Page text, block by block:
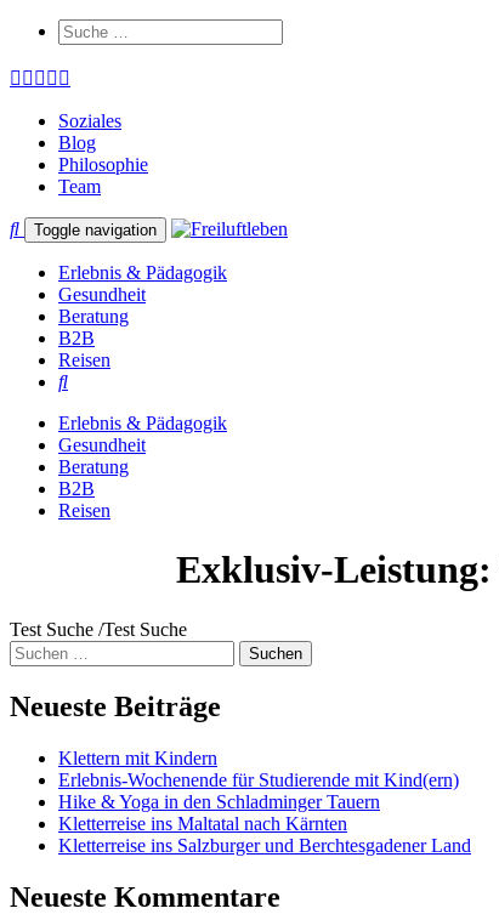
Soziales
Blog
Philosophie
Team
Toggle navigation
Erlebnis & Pädagogik
Gesundheit
Beratung
B2B
Reisen
Erlebnis & Pädagogik
Gesundheit
Beratung
B2B
Reisen
Exklusiv-Leistung:
Test Suche /Test Suche
Suche
nach:
Neueste Beiträge
Klettern mit Kindern
Erlebnis-Wochenende für Studierende mit Kind(ern)
Hike & Yoga in den Schladminger Tauern
Kletterreise ins Maltatal nach Kärnten
Kletterreise ins Salzburger und Berchtesgadener Land
Neueste Kommentare